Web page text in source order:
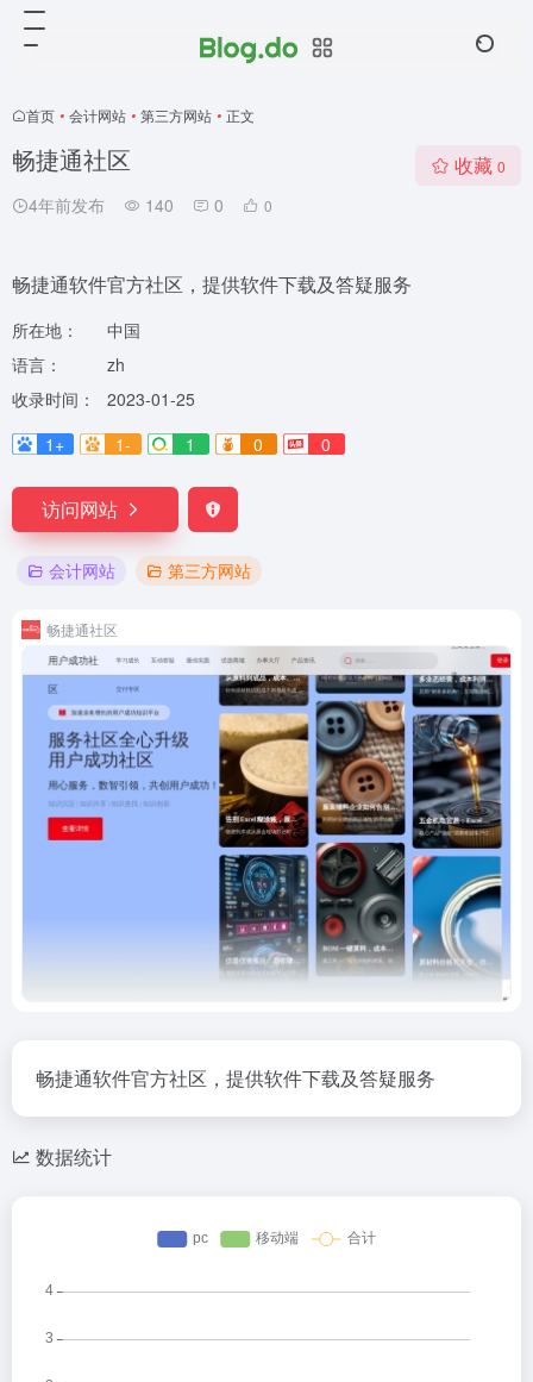
首页 • 会计网站 • 第三方网站 • 正文
畅捷通社区
4年前发布 140 0 0
收藏 0
畅捷通软件官方社区，提供软件下载及答疑服务
所在地：
中国
语言：
zh
收录时间：
2023-01-25
1+
1- 1 0 0
访问网站
会计网站 第三方网站
畅捷通社区
畅捷通软件官方社区，提供软件下载及答疑服务
数据统计